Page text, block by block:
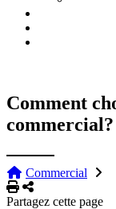
Comment
commercial?
Commercial
Imprimer
Partager
Partagez cette page